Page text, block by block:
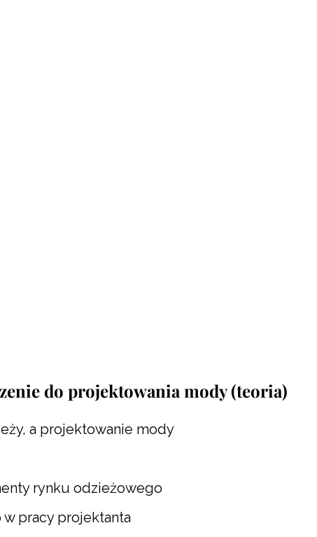
do projektowania mody (teoria)
a projektowanie mody
rynku odzieżowego
w pracy projektanta